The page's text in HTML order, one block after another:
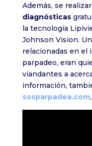
Además, se
diagnósticas
la tecnología
Johnson Vision.
relacionadas en el
parpadeo, eran
viandantes a
información,
sosparpadea.com